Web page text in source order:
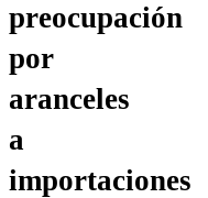
preocupación
por
aranceles
a
importaciones